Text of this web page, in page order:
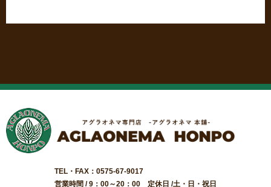
TEL・FAX：0575-67-9017
営業時間 / 9：00～20：00 定休日 /土・日・祝日